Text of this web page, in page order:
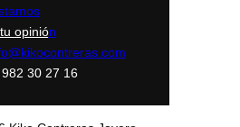
opinión
30 27 16